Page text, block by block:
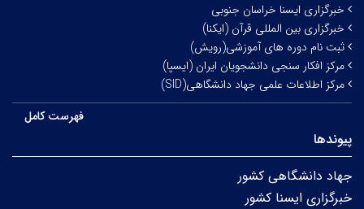
خبرگزاری ایسنا خراسان جنوبی
خبرگزاری بین المللی قرآن (ایکنا)
ثبت نام دوره های آموزشی(رویش)
مرکز افکار سنجی دانشجویان ایران (ایسپا)
مرکز اطلاعات علمی جهاد دانشگاهی(SID)
فهرست کامل
پیوندها
جهاد دانشگاهی کشور
خبرگزاری ایسنا کشور